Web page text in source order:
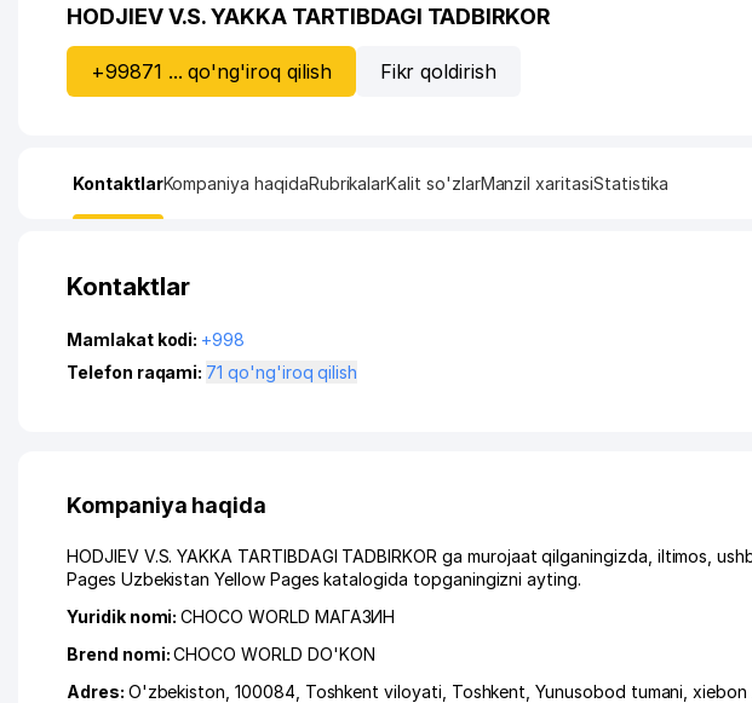
HODJIEV V.S. YAKKA TARTIBDAGI TADBIRKOR
+99871 ... qo'ng'iroq qilish Fikr qoldirish
KontaktlarKompaniya haqidaRubrikalarKalit so'zlarManzil xaritasiStatistika
Kontaktlar
Mamlakat kodi: +998
Telefon raqami:
71 qo'ng'iroq qilish
Kompaniya haqida
HODJIEV V.S. YAKKA TARTIBDAGI TADBIRKOR ga murojaat qilganingizda, iltimos,
Pages Uzbekistan Yellow Pages katalogida topganingizni ayting.
Yuridik nomi:CHOCO WORLD МАГАЗИН
Brend nomi:CHOCO WORLD DO'KON
Adres: O'zbekiston, 100084, Toshkent viloyati Toshkent ,Yunusobod tumani ,xiеbon